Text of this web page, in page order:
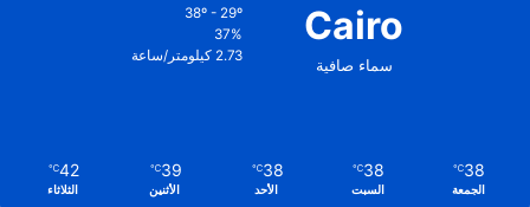
Cairo
سماء صافية
37%
2.73 كيلومتر/ساعة
38
℃
الجمعة
38
℃
السبت
38
℃
الأحد
39
℃
الأثنين
42
℃
الثلاثاء